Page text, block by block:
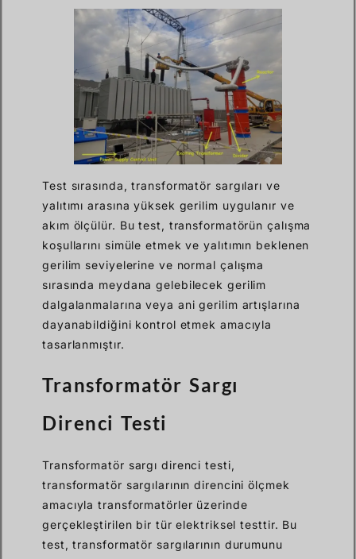
Test sırasında, transformatör sargıları ve
yalıtımı arasına yüksek gerilim uygulanır ve
akım ölçülür. Bu test, transformatörün çalışma
koşullarını simüle etmek ve yalıtımın beklenen
gerilim seviyelerine ve normal çalışma
sırasında meydana gelebilecek gerilim
dalgalanmalarına veya ani gerilim artışlarına
dayanabildiğini kontrol etmek amacıyla
tasarlanmıştır.
Transformatör Sargı
Direnci Testi
Transformatör sargı direnci testi,
transformatör sargılarının direncini ölçmek
amacıyla transformatörler üzerinde
gerçekleştirilen bir tür elektriksel testtir. Bu
test, transformatör sargılarının durumunu